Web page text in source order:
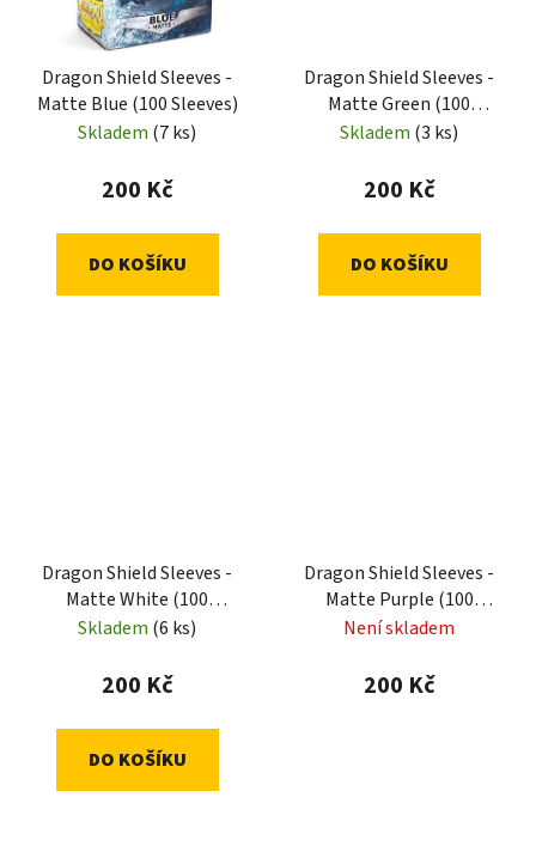
Dragon Shield Sleeves -
Matte Blue (100 Sleeves)
Skladem (7 ks)
200 Kč
DO KOŠÍKU
Dragon Shield Sleeves -
Matte Green (100
Sleeves)
Skladem (3 ks)
200 Kč
DO KOŠÍKU
Dragon Shield Sleeves -
Matte White (100
Sleeves)
Skladem (6 ks)
200 Kč
DO KOŠÍKU
Dragon Shield Sleeves -
Matte Purple (100
Sleeves)
Není skladem
200 Kč